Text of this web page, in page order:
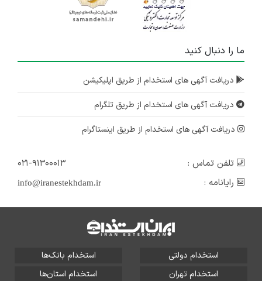
ما را دنبال کنید
دریافت آگهی های استخدام از طریق اپلیکیشن
دریافت آگهی های استخدام از طریق تلگرام
دریافت آگهی های استخدام از طریق اینستاگرام
تلفن تماس :
۰۲۱-۹۱۳۰۰۰۱۳
رایانامه :
info@iranestekhdam.ir
استخدام دولتی
استخدام بانک‌ها
استخدام تهران
استخدام استان‌ها